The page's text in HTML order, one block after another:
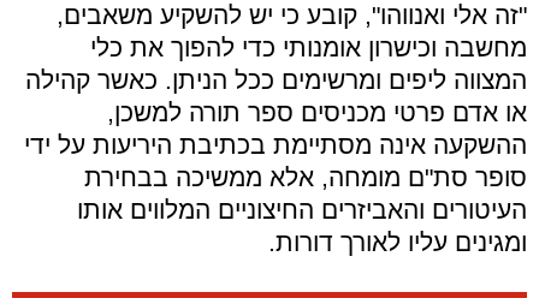
"זה אלי ואנווהו", קובע כי יש להשקיע משאבים,
מחשבה וכישרון אומנותי כדי להפוך את כלי
המצווה ליפים ומרשימים ככל הניתן. כאשר קהילה
או אדם פרטי מכניסים ספר תורה למשכן,
ההשקעה אינה מסתיימת בכתיבת היריעות על ידי
סופר סת"ם מומחה, אלא ממשיכה בבחירת
העיטורים והאביזרים החיצוניים המלווים אותו
ומגינים עליו לאורך דורות.